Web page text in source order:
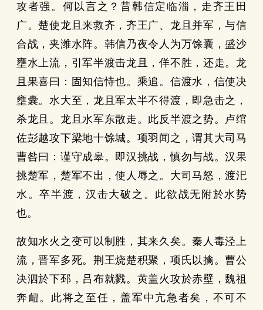
攻者强。何以言之？昔韩信定临淄，走齐王田
广。楚使龙且来救齐，齐王广、龙且并军，与信
合战，夹潍水阵。韩信乃夜令人为万馀囊，盛沙
壅水上流，引军半渡击龙且，佯不胜，还走。龙
且果喜曰：固知信恃也。乘追。信渡水，信使决
壅囊。水大至，龙且军太半不得渡，即急击之，
杀龙且。龙且水军东散走。此反半渡之势。卢绾
佐彭越攻下梁地十馀城。项羽闻之，谓其大司马
曹咎曰：谨守成皋。即汉挑战，慎勿与战。汉果
挑楚军，楚军不出，使人辱之。大司马怒，渡汜
水。卒半渡，汉击大破之。此欲战无附於水势
也。
故知水火之变可以制胜，其来久矣。秦人毒泾上
流，晋军多死。荆王烧楚积聚，项氏以擒。曹公
决泗於下邳，吕布就戮。黄盖火攻於赤壁，魏祖
奔衄。此将之至任，盖军中亢急者矣，不可不